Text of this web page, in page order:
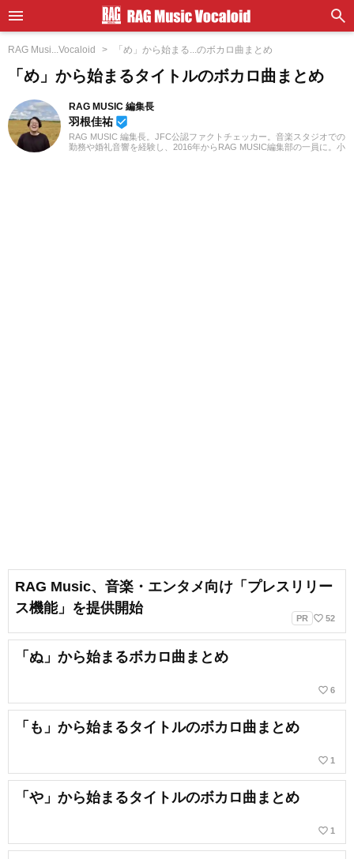
RAG Musi...Vocaloid 「め」から始まる...のボカロ曲まとめ
「め」から始まるタイトルのボカロ曲まとめ
RAG MUSIC 編集長
羽根佳祐 beenhere
RAG MUSIC 編集長。JFC公認ファクトチェッカー。音楽スタジオでの
勤務や婚礼音響を経験し、2016年からRAG MUSIC編集部の一員に。小
RAG Music、音楽・エンタメ向け「プレスリリー
ス機能」を提供開始
PR favorite_border 52
「ぬ」から始まるボカロ曲まとめ
favorite_border 6
「も」から始まるタイトルのボカロ曲まとめ
favorite_border 1
「や」から始まるタイトルのボカロ曲まとめ
favorite_border 1